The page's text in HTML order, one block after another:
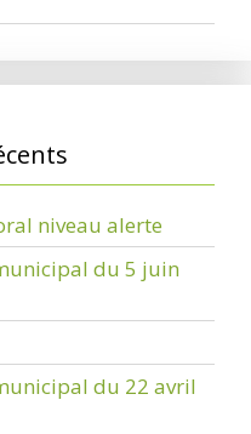
niveau alerte
du 5 juin
du 22 avril